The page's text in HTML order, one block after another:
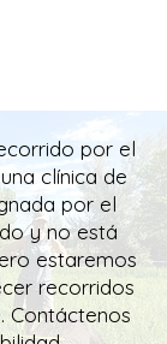
por el
clínica de
por el
y no está
estaremos
recorridos
Contáctenos